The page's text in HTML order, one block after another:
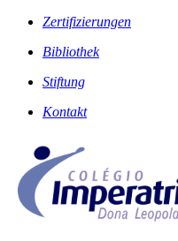
Zertifizierungen
Bibliothek
Stiftung
Kontakt